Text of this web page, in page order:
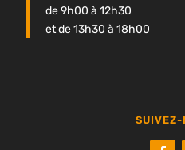
de 9h00 à 12h30
et de 13h30 à 18h00
SUIVEZ-